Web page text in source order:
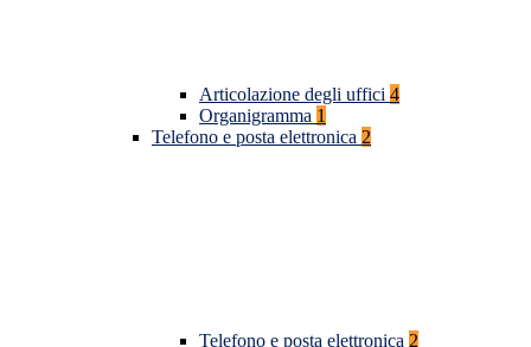
Articolazione degli uffici 4
Organigramma 1
Telefono e posta elettronica 2
Telefono e posta elettronica 2